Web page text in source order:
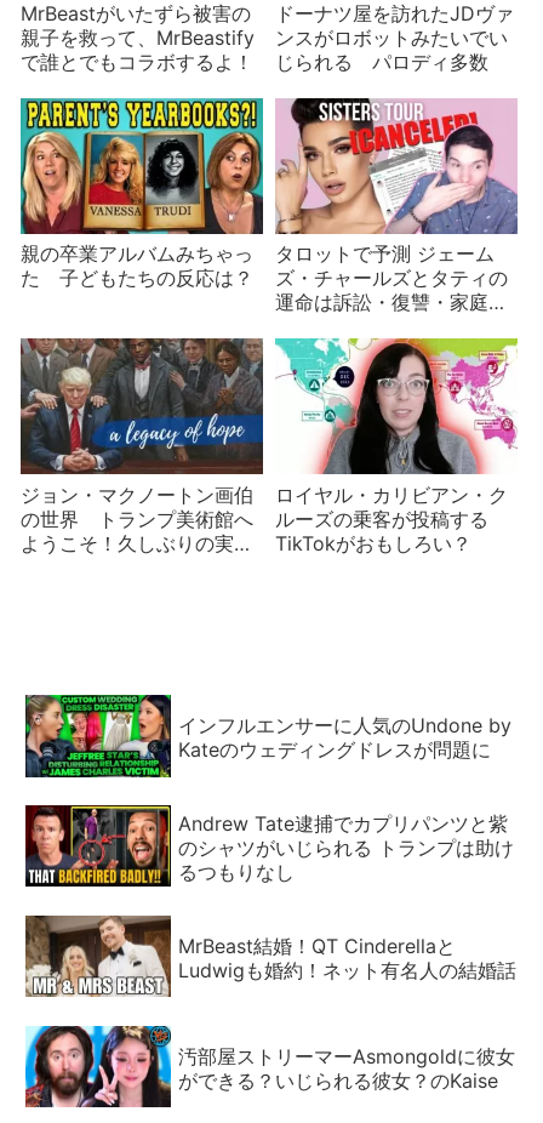
MrBeastがいたずら被害の
親子を救って、MrBeastify
で誰とでもコラボするよ！
ドーナツ屋を訪れたJDヴァ
ンスがロボットみたいでい
じられる パロディ多数
親の卒業アルバムみちゃっ
た 子どもたちの反応は？
タロットで予測 ジェーム
ズ・チャールズとタティの
運命は訴訟・復讐・家庭の
ジョン・マクノートン画伯
の世界 トランプ美術館へ
ようこそ！久しぶりの実家
ロイヤル・カリビアン・ク
ルーズの乗客が投稿する
TikTokがおもしろい？
インフルエンサーに人気のUndone by
Kateのウェディングドレスが問題に
Andrew Tate逮捕でカプリパンツと紫
のシャツがいじられる トランプは助け
るつもりなし
MrBeast結婚！QT Cinderellaと
Ludwigも婚約！ネット有名人の結婚話
汚部屋ストリーマーAsmongoldに彼女
ができる？いじられる彼女？のKaise